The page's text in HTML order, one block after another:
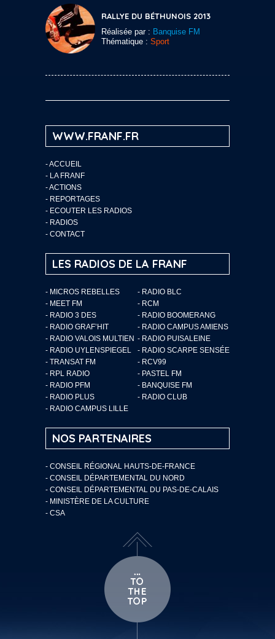
RALLYE DU BÉTHUNOIS 2013
Réalisée par : Banquise FM
Thématique : Sport
WWW.FRANF.FR
-ACCUEIL
- LA FRANF
-ACTIONS
- REPORTAGES
- ECOUTER LES RADIOS
- RADIOS
- CONTACT
LES RADIOS DE LA FRANF
- MICROS REBELLES
- RADIO BLC
- MEET FM
- RCM
- RADIO 3 DES
- RADIO BOOMERANG
- RADIO GRAF’HIT
- RADIO CAMPUS AMIENS
- RADIO VALOIS MULTIEN - RADIO PUISALEINE
- RADIO UYLENSPIEGEL
- RADIO SCARPE SENSÉE
- TRANSAT FM
- RCV99
- RPL RADIO
- PASTEL FM
- RADIO PFM
- BANQUISE FM
- RADIO PLUS
- RADIO CLUB
- RADIO CAMPUS LILLE
NOS PARTENAIRES
- CONSEIL RÉGIONAL HAUTS-DE-FRANCE
- CONSEIL DÉPARTEMENTAL DU NORD
- CONSEIL DÉPARTEMENTAL DU PAS-DE-CALAIS
- MINISTÈRE DE LA CULTURE
- CSA